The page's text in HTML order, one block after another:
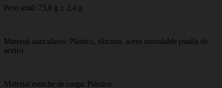
Peso total: 73,8 g ± 2,4 g
Material auriculares: Plástico, silicona, acero inoxidable (malla de
acero)
Material estuche de carga: Plástico